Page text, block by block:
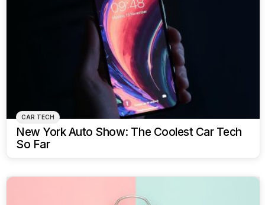
CAR TECH
New York Auto Show: The Coolest Car Tech
So Far